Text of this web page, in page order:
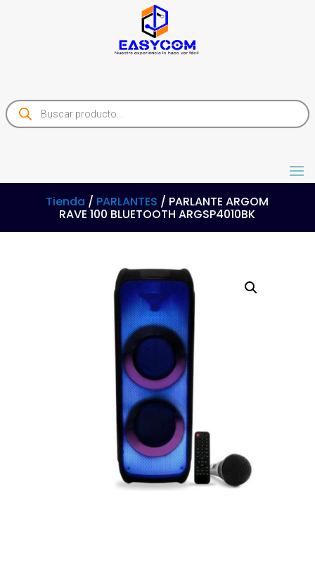
Products
search
Tienda / PARLANTES / PARLANTE ARGOM
RAVE 100 BLUETOOTH ARGSP4010BK